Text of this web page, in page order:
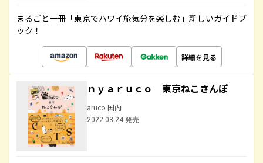
まるごと一冊「東京でハワイ旅気分を楽しむ」新しいガイドブ
ック！
詳細を見る
ｎｙａｒｕｃｏ 東京ねこさんぽ
aruco 国内
2022.03.24 発売